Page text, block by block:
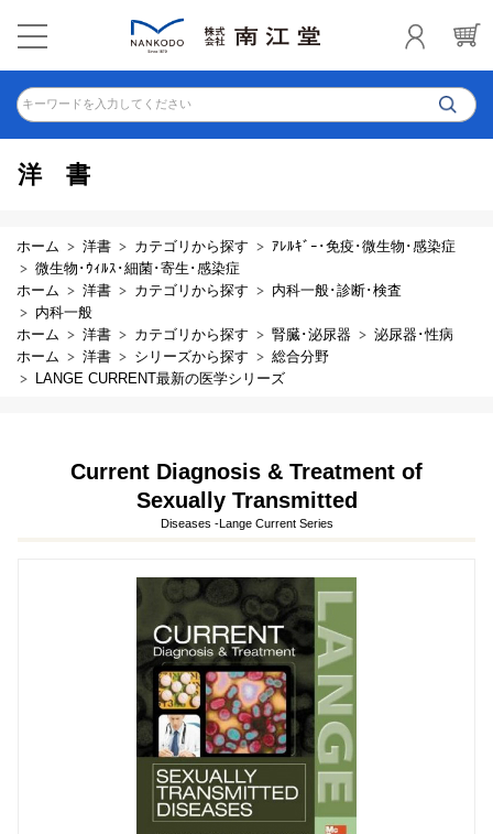
キーワードを入力してください
洋書
ホーム 洋書 カテゴリから探す
ｱﾚﾙｷﾞｰ･免疫･微生物･感染症
微生物･ｳｨﾙｽ･細菌･寄生･感染症
ホーム
洋書 カテゴリから探す
内科一般･診断･検査
内科一般
ホーム
洋書 カテゴリから探す 腎臓･泌尿器
泌尿器･性病
ホーム
洋書 シリーズから探す
総合分野
LANGE CURRENT最新の医学シリーズ
Current Diagnosis & Treatment of
Sexually Transmitted
Diseases -Lange Current Series